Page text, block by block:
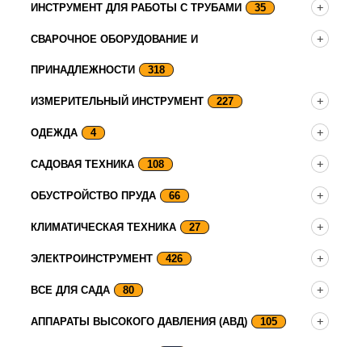
ИНСТРУМЕНТ ДЛЯ РАБОТЫ С ТРУБАМИ 35
СВАРОЧНОЕ ОБОРУДОВАНИЕ И
ПРИНАДЛЕЖНОСТИ 318
ИЗМЕРИТЕЛЬНЫЙ ИНСТРУМЕНТ 227
ОДЕЖДА 4
САДОВАЯ ТЕХНИКА 108
ОБУСТРОЙСТВО ПРУДА 66
КЛИМАТИЧЕСКАЯ ТЕХНИКА 27
ЭЛЕКТРОИНСТРУМЕНТ 426
ВСЕ ДЛЯ САДА 80
АППАРАТЫ ВЫСОКОГО ДАВЛЕНИЯ (АВД) 105